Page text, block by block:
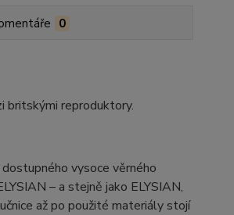
0
britskými reproduktory.
vysoce věrného
– a stejně jako ELYSIAN,
až po použité materiály stojí